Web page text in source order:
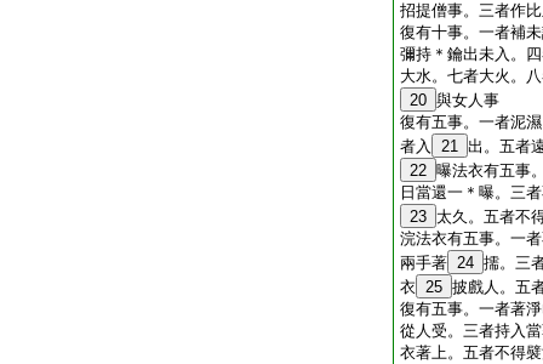
招提僧事。三者作
復有十事。一者補
彌持＊鑰出未入。
大水。七者大火。
20 與女人事
復有五事。一者泥
者入
21 出。五者
22 曝法衣有五事
日當還一＊曝。三
23 太久。五者不
浣法衣有五事。一
兩手著 24 擩。三
衣 25 披戲人。五
復有五事。一者著
從人受。三者持入
衣著上。五者不得